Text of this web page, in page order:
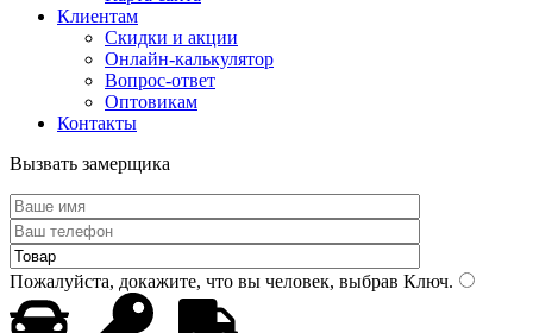
Клиентам
Скидки и акции
Онлайн-калькулятор
Вопрос-ответ
Оптовикам
Контакты
Вызвать замерщика
Пожалуйста, докажите, что вы человек, выбрав Ключ.